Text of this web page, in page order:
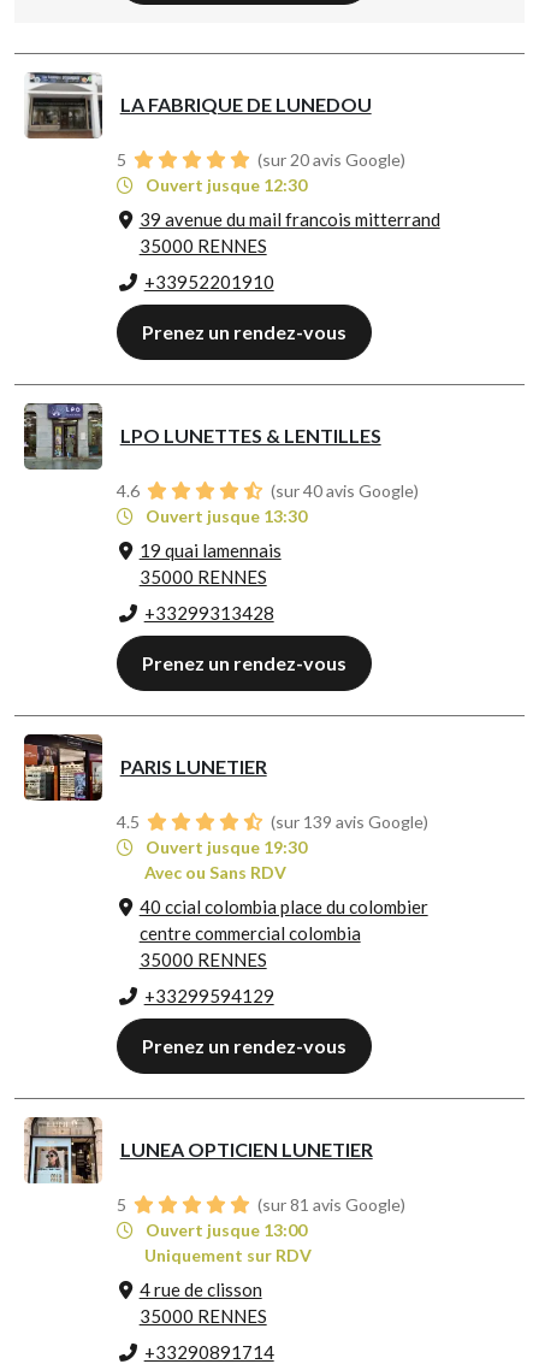
LA FABRIQUE DE LUNEDOU
5
(sur 20 avis Google)
Ouvert jusque 12:30
39 avenue du mail francois mitterrand
35000 RENNES
+33952201910
Prenez un rendez-vous
LPO LUNETTES & LENTILLES
4.6
(sur 40 avis Google)
Ouvert jusque 13:30
19 quai lamennais
35000 RENNES
+33299313428
Prenez un rendez-vous
PARIS LUNETIER
4.5
(sur 139 avis Google)
Ouvert jusque 19:30
Avec ou Sans RDV
40 ccial colombia place du colombier
centre commercial colombia
35000 RENNES
+33299594129
Prenez un rendez-vous
LUNEA OPTICIEN LUNETIER
5
(sur 81 avis Google)
Ouvert jusque 13:00
Uniquement sur RDV
4 rue de clisson
35000 RENNES
+33290891714